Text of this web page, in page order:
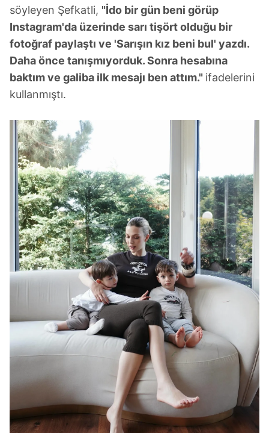
söyleyen Şefkatli, "İdo bir gün beni görüp
Instagram'da üzerinde sarı tişört olduğu bir
fotoğraf paylaştı ve 'Sarışın kız beni bul' yazdı.
Daha önce tanışmıyorduk. Sonra hesabına
baktım ve galiba ilk mesajı ben attım." ifadelerini
kullanmıştı.